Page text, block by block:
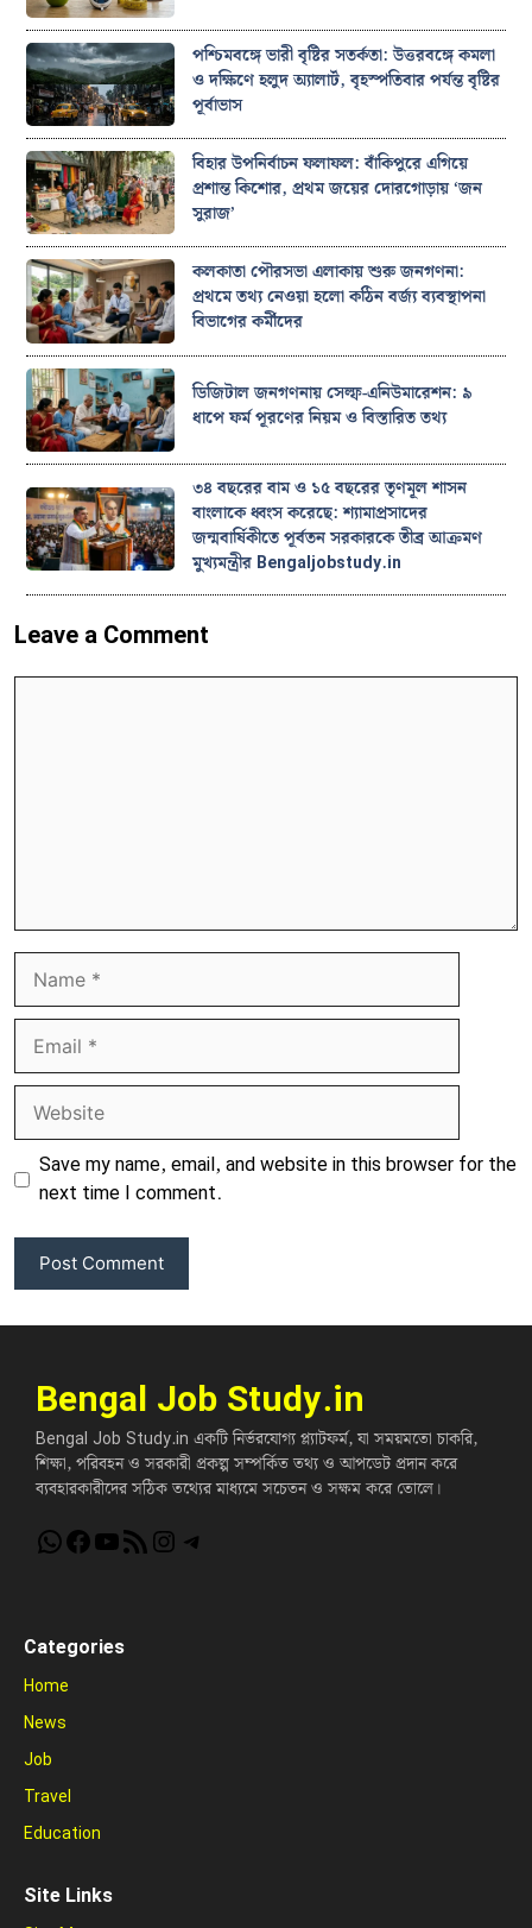
পশ্চিমবঙ্গে ভারী বৃষ্টির সতর্কতা: উত্তরবঙ্গে কমলা
ও দক্ষিণে হলুদ অ্যালার্ট, বৃহস্পতিবার পর্যন্ত বৃষ্টির
পূর্বাভাস
বিহার উপনির্বাচন ফলাফল: বাঁকিপুরে এগিয়ে
প্রশান্ত কিশোর, প্রথম জয়ের দোরগোড়ায় ‘জন
সুরাজ’
কলকাতা পৌরসভা এলাকায় শুরু জনগণনা:
প্রথমে তথ্য নেওয়া হলো কঠিন বর্জ্য ব্যবস্থাপনা
বিভাগের কর্মীদের
ডিজিটাল জনগণনায় সেল্ফ-এনিউমারেশন: ৯
ধাপে ফর্ম পূরণের নিয়ম ও বিস্তারিত তথ্য
৩৪ বছরের বাম ও ১৫ বছরের তৃণমূল শাসন
বাংলাকে ধ্বংস করেছে: শ্যামাপ্রসাদের
জন্মবার্ষিকীতে পূর্বতন সরকারকে তীব্র আক্রমণ
মুখ্যমন্ত্রীর Bengaljobstudy.in
Leave a Comment
Save my name, email, and website in this browser for the
next time I comment.
Bengal Job Study.in
Bengal Job Study.in একটি নির্ভরযোগ্য প্ল্যাটফর্ম, যা সময়মতো চাকরি,
শিক্ষা, পরিবহন ও সরকারী প্রকল্প সম্পর্কিত তথ্য ও আপডেট প্রদান করে
ব্যবহারকারীদের সঠিক তথ্যের মাধ্যমে সচেতন ও সক্ষম করে তোলে।
WhatsApp
Facebook
YouTube
RSS FeedInstagram
Telegram
Categories
Home
News
Job
Travel
Education
Site Links